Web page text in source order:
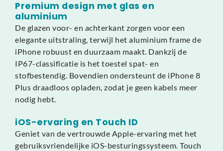
Premium design met glas en
aluminium
De glazen voor- en achterkant zorgen voor een
elegante uitstraling, terwijl het aluminium frame de
iPhone robuust en duurzaam maakt. Dankzij de
IP67-classificatie is het toestel spat- en
stofbestendig. Bovendien ondersteunt de iPhone 8
Plus draadloos opladen, zodat je geen kabels meer
nodig hebt.
iOS-ervaring en Touch ID
Geniet van de vertrouwde Apple-ervaring met het
gebruiksvriendelijke iOS-besturingssysteem. Touch